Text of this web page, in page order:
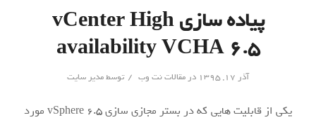
پیاده سازی vCenter High
availability VCHA 6.5
آذر ۱۷, ۱۳۹۵ در مقالات نت وب / توسطمدیر سایت
یکی از قابلیت هایی که در بستر مجازی سازی vSphere 6.5 مورد